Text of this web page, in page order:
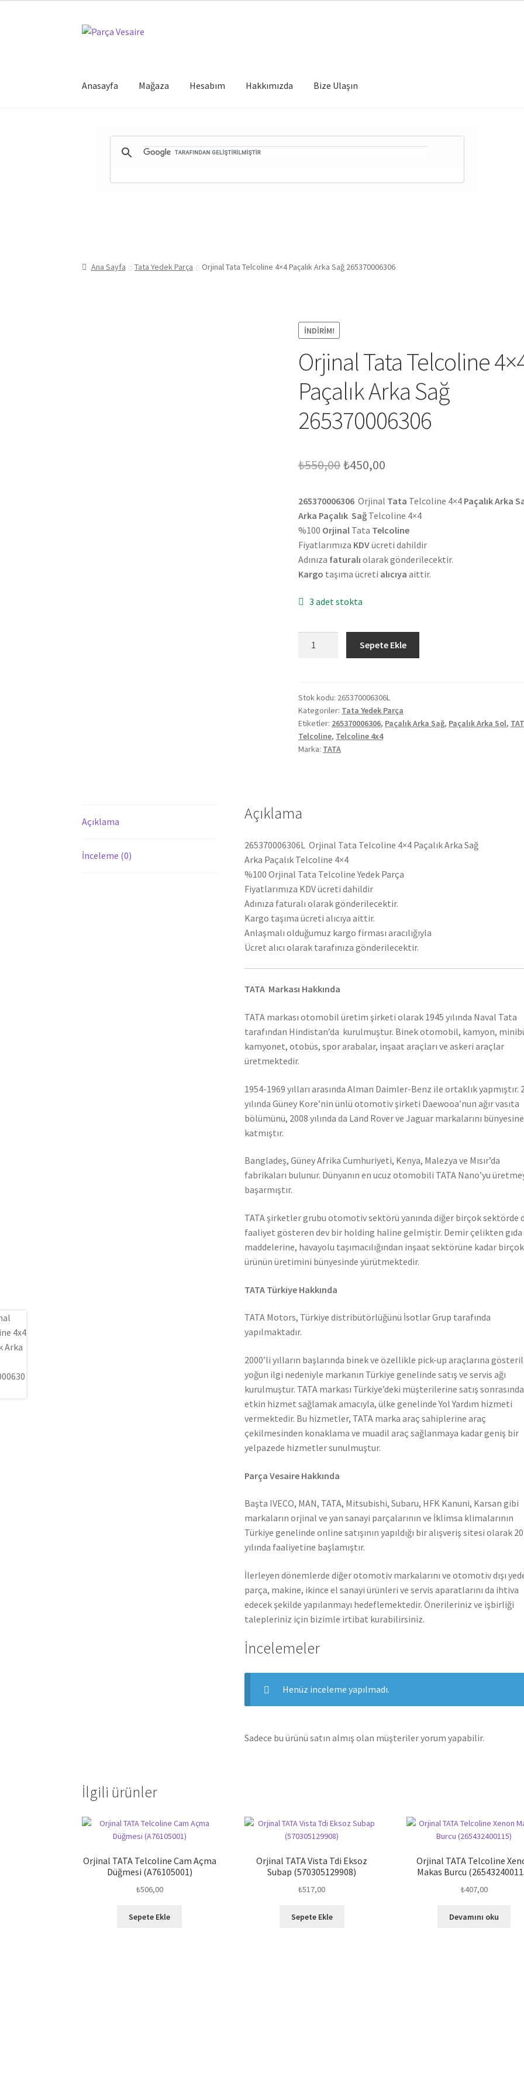
Dolaşıma
İçeriğe
Anasayfa Mağaza Hesabım Hakkımızda Bize Ulaşın
Ana Sayfa Tata Yedek Parça Orjinal Tata Telcoline 4×4 Paçalık Arka Sağ 265370006306
İNDIRIM!
Orjinal Tata Telcoline
Paçalık Arka Sağ
265370006306
₺550,00Orijinal
₺550,00.
₺450,00
fiyat:
₺450,00.
265370006306 Orjinal Tata Telcoline 4×4 Paçalık Arka
Arka Paçalık Sağ Telcoline 4×4
%100 Orjinal Tata Telcoline
Fiyatlarımıza KDVücreti dahildir
Adınıza faturalı olarak gönderilecektir.
Kargo taşıma ücreti alıcıya aittir.
3 adet stokta
Paçalık
Arka
Sağ
265370006306
adet
Sepete Ekle
Stok kodu: 265370006306L
Kategoriler: Tata Yedek Parça
Etiketler: 265370006306, Paçalık Arka Sağ, Paçalık Arka Sol,
Telcoline, Telcoline 4x4
Marka: TATA
Açıklama
İnceleme (0)
Açıklama
265370006306L Orjinal Tata Telcoline 4×4 Paçalık Arka Sağ
Arka Paçalık Telcoline 4×4
%100 Orjinal Tata Telcoline Yedek Parça
Fiyatlarımıza KDV ücreti dahildir
Adınıza faturalı olarak gönderilecektir.
Kargo taşıma ücreti alıcıya aittir.
Anlaşmalı olduğumuz kargo firması aracılığıyla
Ücret alıcı olarak tarafınıza gönderilecektir.
TATA Markası Hakkında
TATA markası otomobil üretim şirketi olarak 1945 yılında Naval Tata
tarafından Hindistan’da kurulmuştur. Binek otomobil, kamyon,
kamyonet, otobüs, spor arabalar, inşaat araçları ve askeri araçlar
üretmektedir.
1954-1969 yılları arasında Alman Daimler-Benz ile ortaklık yapmıştır.
yılında Güney Kore’nin ünlü otomotiv şirketi Daewooa’nun ağır vasıta
bölümünü, 2008 yılında da Land Rover ve Jaguar markalarını bünyesine
katmıştır.
Bangladeş, Güney Afrika Cumhuriyeti, Kenya, Malezya ve Mısır’da
fabrikaları bulunur. Dünyanın en ucuz otomobili TATA Nano’yu
başarmıştır.
TATA şirketler grubu otomotiv sektörü yanında diğer birçok sektörde
faaliyet gösteren dev bir holding haline gelmiştir. Demir çelikten gıda
maddelerine, havayolu taşımacılığından inşaat sektörüne kadar birçok
ürünün üretimini bünyesinde yürütmektedir.
TATA Türkiye Hakkında
TATA Motors, Türkiye distribütörlüğünü İsotlar Grup tarafında
yapılmaktadır.
2000’li yılların başlarında binek ve özellikle pick-up araçlarına
yoğun ilgi nedeniyle markanın Türkiye genelinde satış ve servis ağı
kurulmuştur. TATA markası Türkiye’deki müşterilerine satış
etkin hizmet sağlamak amacıyla, ülke genelinde Yol Yardım hizmeti
vermektedir. Bu hizmetler, TATA marka araç sahiplerine araç
çekilmesinden konaklama ve muadil araç sağlanmaya kadar geniş bir
yelpazede hizmetler sunulmuştur.
Parça Vesaire Hakkında
Başta IVECO, MAN, TATA, Mitsubishi, Subaru, HFK Kanuni, Karsan gibi
markaların orjinal ve yan sanayi parçalarının ve İklimsa klimalarının
Türkiye genelinde online satışının yapıldığı bir alışveriş sitesi olarak
yılında faaliyetine başlamıştır.
İlerleyen dönemlerde diğer otomotiv markalarını ve otomotiv dışı
parça, makine, ikince el sanayi ürünleri ve servis aparatlarını da ihtiva
edecek şekilde yapılanmayı hedeflemektedir. Önerileriniz ve işbirliği
talepleriniz için bizimle irtibat kurabilirsiniz.
İncelemeler
Henüz inceleme yapılmadı.
Sadece bu ürünü satın almış olan müşteriler yorum yapabilir.
İlgili ürünler
Orjinal TATA Telcoline Cam Açma
Düğmesi (A76105001)
₺506,00
Sepete Ekle
Orjinal TATA Vista Tdi Eksoz
Subap (570305129908)
₺517,00
Sepete Ekle
Orjinal TATA Telcoline
Makas Burcu
₺407,00
Devamını oku